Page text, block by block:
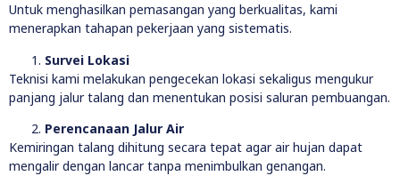
Untuk menghasilkan pemasangan yang berkualitas, kami
menerapkan tahapan pekerjaan yang sistematis.
Survei Lokasi
Teknisi kami melakukan pengecekan lokasi sekaligus mengukur
panjang jalur talang dan menentukan posisi saluran pembuangan.
Perencanaan Jalur Air
Kemiringan talang dihitung secara tepat agar air hujan dapat
mengalir dengan lancar tanpa menimbulkan genangan.